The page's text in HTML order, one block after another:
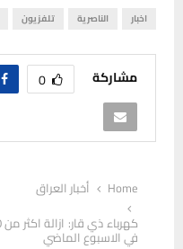
اخبار الناصرية تلفزيون
مشاركة 0
Home
أخبار العراق
في الاسبوع الماضي